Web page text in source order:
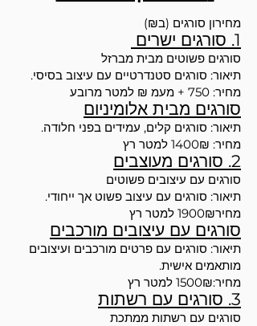
מחירון סורגים (ב₪)
1. סורגים ישרים
סורגים פשוטים מבית מברזל
תיאור: סורגים סטנדרטיים עם עיצוב בסיסי.
מחיר: 750 + מעמ ₪ למטר מרובע
סורגים מבית אלומיניום
תיאור: סורגים קלים, עמידים בפני חלודה.
מחיר: 1400₪ למטר רץ
2. סורגים מעוצבים
סורגים עם עיצובים פשוטים
תיאור: סורגים עם עיצוב פשוט אך ייחודי.
מחיר1900₪ למטר רץ
סורגים עם עיצובים מורכבים
תיאור: סורגים עם פרטים מורכבים ועיצובים
מותאמים אישית.
מחיר:1500₪ למטר רץ
3. סורגים עם רשתות
סורגים עם רשתות ממתכת